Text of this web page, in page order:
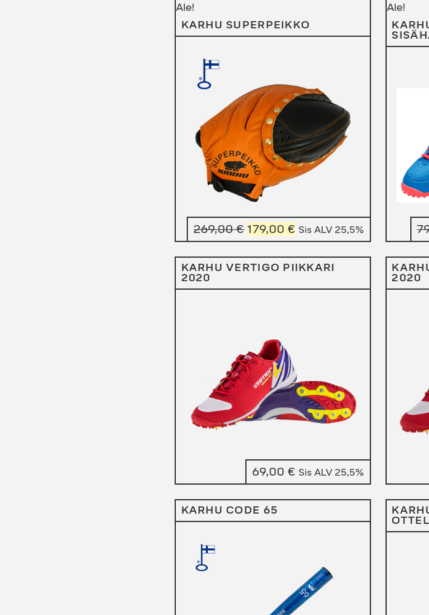
Ale!
KARHU SUPERPEIKKO
269,00€ Alkuperäinen
hinta
oli:
179,00€ Nykyinen
hinta
on:
Sis ALV 25,5%
Ale!
KARHU VERTIGO PIIKKARI
2020
69,00€ Sis ALV 25,5%
2020
KARHU CODE 65